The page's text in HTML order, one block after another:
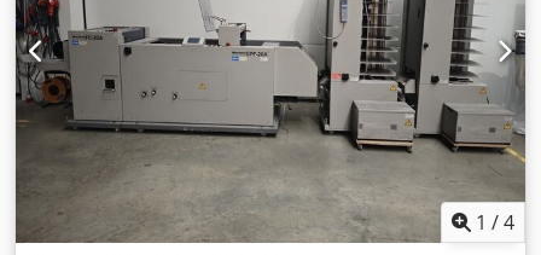
Augstas kvalitātes grāmatas ar precīzu muguriņas
izveidojumu Komplektācijā: - 12 staciju (1 x VAC 600Ha + 1
x VAC 600Hm) un 6 staciju torņa vakuuma kologētāji ar
skārienjutīgu vadību, dubultlapu un bezlapu kontroli - ST-
40 izklājējs - ACF-40 uzkrājējs/salocītājs ar dubultu vārtu
salocīšanas funkciju - SPF-40 stieplešūšanas iekārta ar 4 x
Hohner 43/6S šūšanas galvām - SPF-40 stieplešūšanas
iekārta ar 2 x Hohner 43/6S šūšanas galvām - HTS-40 trīs-
nažu apgriezējs - PK-30 izmešanas modulis - Lentu
konveijera izvadlenta ar pārklājumu
1 /4